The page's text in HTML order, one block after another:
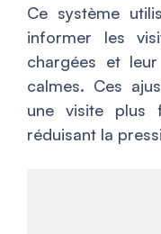
Ce système
informer les
chargées et
calmes. Ces
une visite plus
réduisant la